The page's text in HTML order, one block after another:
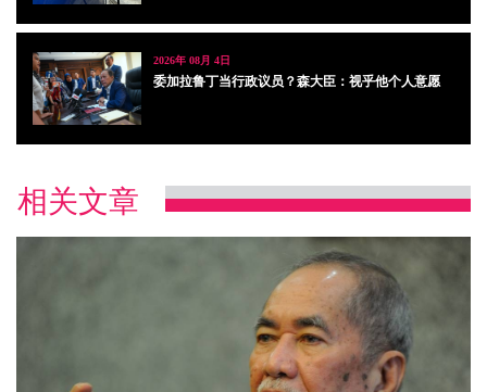
2026年 08月 4日
委加拉鲁丁当行政议员？森大臣：视乎他个人意愿
相关文章